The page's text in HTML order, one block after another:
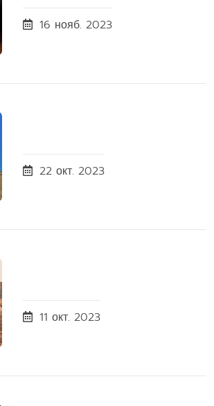
16 нояб. 2023
22 окт. 2023
11 окт. 2023